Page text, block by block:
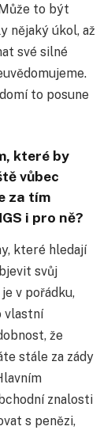
to být
nějaký úkol, až
své silné
to posune
které by
vůbec
za tím
i pro ně?
které hledají
svůj
v pořádku,
vlastní
že
stále za zády
znalosti
s penězi,